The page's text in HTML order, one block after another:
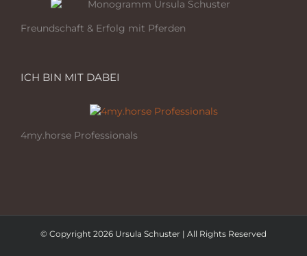
Freundschaft & Erfolg mit Pferden
ICH BIN MIT DABEI
4my.horse Professionals
© Copyright 2026 Ursula Schuster | All Rights Reserved